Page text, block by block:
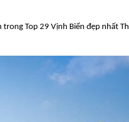
Top 29 Vịnh Biển đẹp nhất